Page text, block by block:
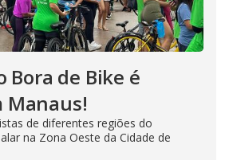
Bora de Bike é
Manaus!
de diferentes regiões do
na Zona Oeste da Cidade de